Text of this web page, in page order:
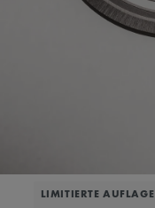
LIMITIERTE AUFLAGE